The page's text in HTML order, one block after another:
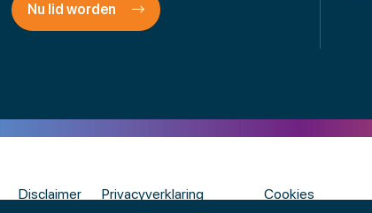
Nu lid worden
Disclaimer Privacyverklaring Cookies